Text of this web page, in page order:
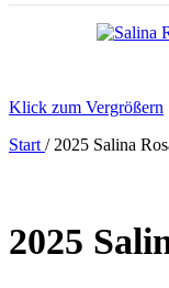
Klick zum Vergrößern
Start / 2025 Salina
2025